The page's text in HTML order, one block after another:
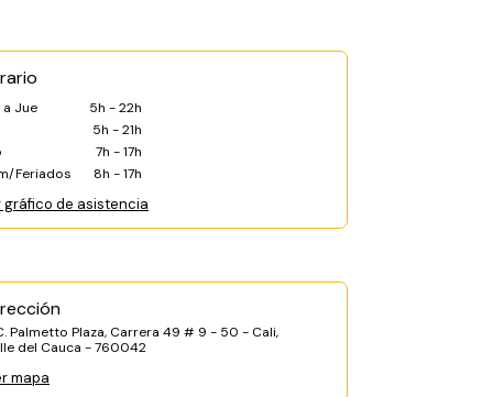
a Jue
5h - 22h
5h - 21h
7h - 17h
Feriados
8h - 17h
gráfico de asistencia
Palmetto Plaza, Carrera 49 # 9 - 50 - Cali,
del Cauca - 760042
mapa